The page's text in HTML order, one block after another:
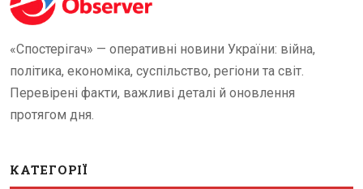
«Спостерігач» — оперативні новини України: війна,
політика, економіка, суспільство, регіони та світ.
Перевірені факти, важливі деталі й оновлення
протягом дня.
КАТЕГОРІЇ